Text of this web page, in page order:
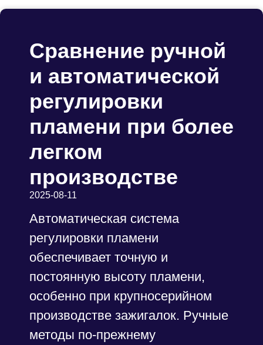
Сравнение ручной
и автоматической
регулировки
пламени при более
легком
производстве
2025-08-11
Автоматическая система
регулировки пламени
обеспечивает точную и
постоянную высоту пламени,
особенно при крупносерийном
производстве зажигалок. Ручные
методы по-прежнему